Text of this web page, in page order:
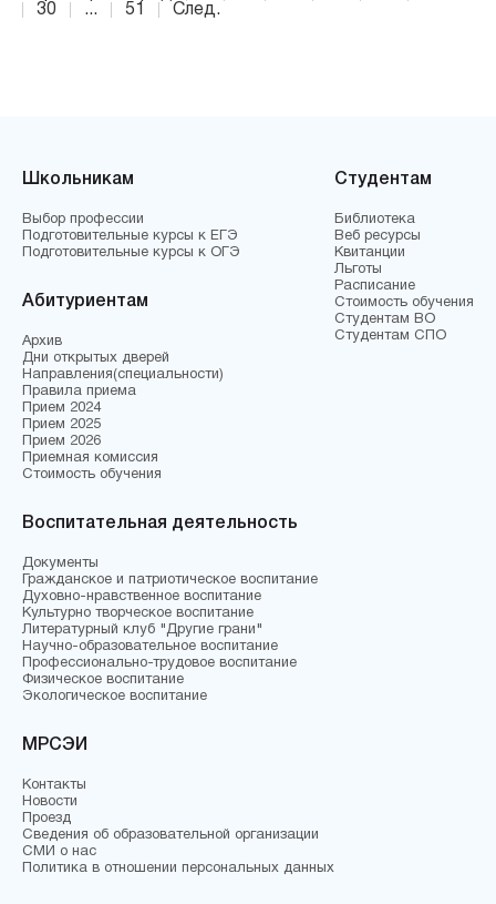
30
... 51 След.
Школьникам
Выбор профессии
Подготовительные курсы к ЕГЭ
Подготовительные курсы к ОГЭ
Абитуриентам
Архив
Дни открытых дверей
Направления(специальности)
Правила приема
Прием 2024
Прием 2025
Прием 2026
Приемная комиссия
Стоимость обучения
Студентам
Библиотека
Веб ресурсы
Квитанции
Льготы
Расписание
Стоимость обучения
Студентам ВО
Студентам СПО
Воспитательная деятельность
Документы
Гражданское и патриотическое воспитание
Духовно-нравственное воспитание
Культурно творческое воспитание
Литературный клуб "Другие грани"
Научно-образовательное воспитание
Профессионально-трудовое воспитание
Физическое воспитание
Экологическое воспитание
МРСЭИ
Контакты
Новости
Проезд
Сведения об образовательной организации
СМИ о нас
Политика в отношении персональных данных